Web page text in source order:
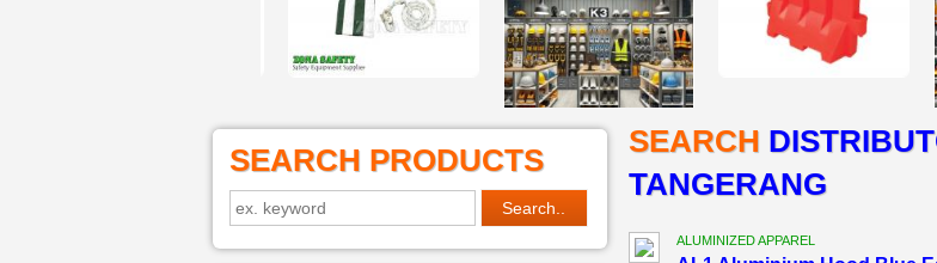
SEARCH PRODUCTS
SEARCH
TANGERANG
ALUMINIZED APPAREL